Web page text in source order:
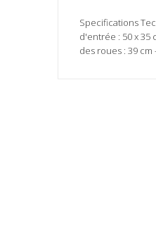
Specifications
d'entrée : 50 x 35
des roues : 39